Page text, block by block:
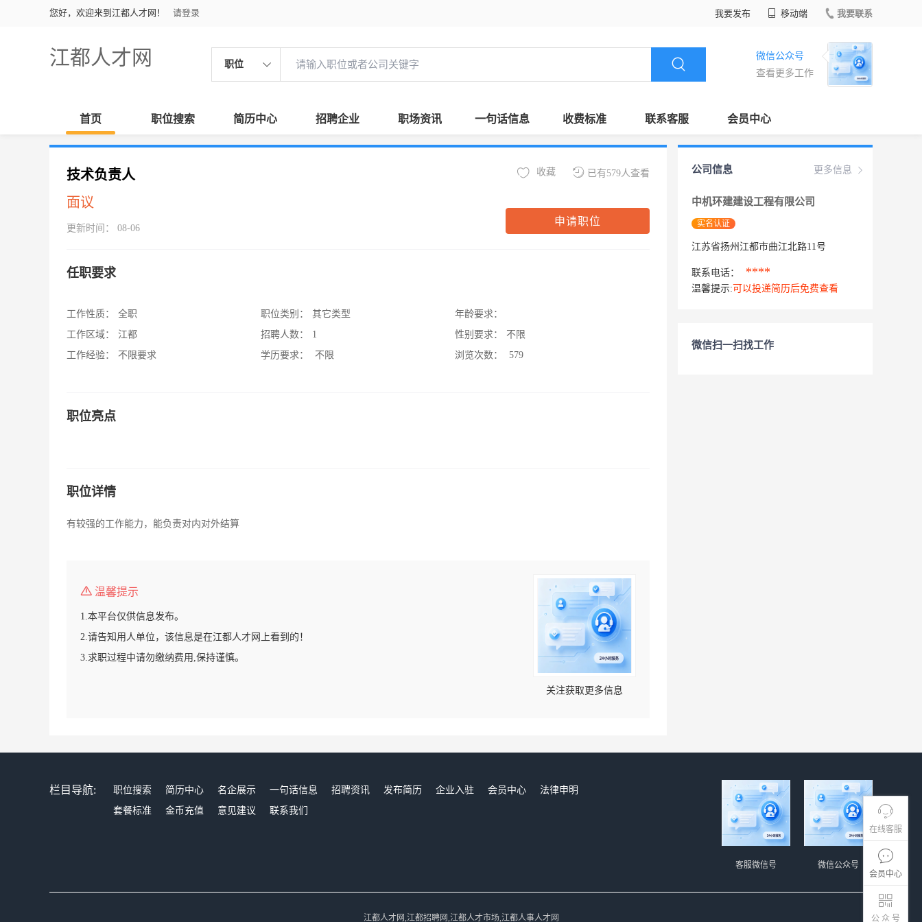
您好，欢迎来到江都人才网！ 请登录 我要发布 移动端 我要联系
江都人才网 职位
微信公众号
查看更多工作
首页 职位搜索 简历中心 招聘企业 职场资讯 一句话信息 收费标准 联系客服 会员中心
在线客服
会员中心
公 众 号
技术负责人
面议
更新时间： 08-06
已有579人查看
收藏
申请职位
任职要求
工作性质：
全职
工作区域：
江都
工作经验：
不限要求
职位类别：
其它类型
招聘人数：
1
学历要求：
不限
年龄要求：
性别要求：
不限
浏览次数：
579
职位亮点
职位详情
有较强的工作能力，能负责对内对外结算
温馨提示
1.本平台仅供信息发布。
2.请告知用人单位，该信息是在江都人才网上看到的！
3.求职过程中请勿缴纳费用,保持谨慎。
关注获取更多信息
更多信息
公司信息
中机环建建设工程有限公司
实名认证
江苏省扬州江都市曲江北路11号
联系电话： ****
温馨提示: 可以投递简历后免费查看
微信扫一扫找工作
栏目导航: 职位搜索 简历中心 名企展示 一句话信息 招聘资讯 发布简历 企业入驻 会员中心
法律申明
套餐标准
金币充值 意见建议 联系我们
微信公众号
客服微信号
江都人才网,江都招聘网,江都人才市场,江都人事人才网